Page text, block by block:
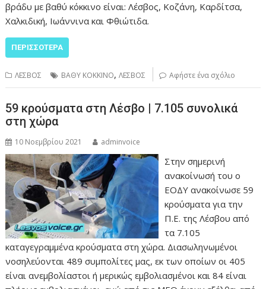
βράδυ με βαθύ κόκκινο είναι: Λέσβος, Κοζάνη, Καρδίτσα,
Χαλκιδική, Ιωάννινα και Φθιώτιδα.
ΠΕΡΙΣΣΌΤΕΡΑ
ΛΕΣΒΟΣ ΒΑΘΥ ΚΟΚΚΙΝΟ,ΛΕΣΒΟΣ Αφήστε ένα σχόλιο
59 κρούσματα στη Λέσβο | 7.105 συνολικά
στη χώρα
10 Νοεμβρίου 2021 adminvoice
Στην σημερινή
ανακοίνωσή του ο
ΕΟΔΥ ανακοίνωσε 59
κρούσματα για την
Π.Ε. της Λέσβου από
τα 7.105
καταγεγραμμένα κρούσματα στη χώρα. Διασωληνωμένοι
νοσηλεύονται 489 συμπολίτες μας, εκ των οποίων οι 405
είναι ανεμβολίαστοι ή μερικώς εμβολιασμένοι και 84 είναι